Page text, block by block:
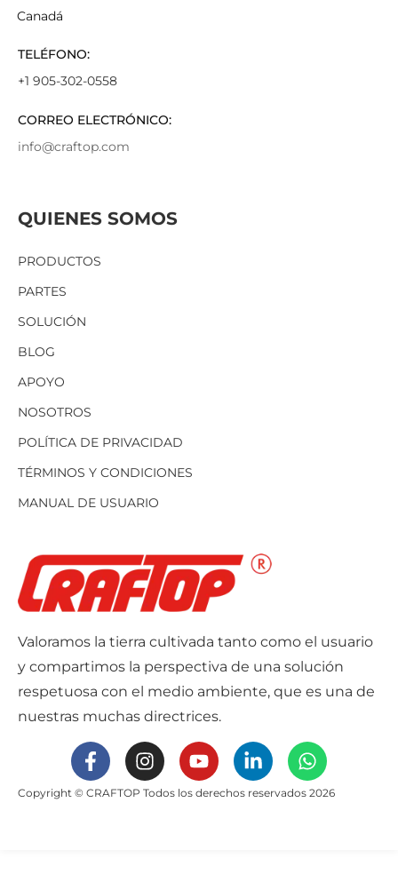
Valoramos la tierra cultivada tanto como el usuario
y compartimos la perspectiva de una solución
respetuosa con el medio ambiente, que es una de
nuestras muchas directrices.
Copyright © CRAFTOP Todos los derechos reservados 2026
QUIENES SOMOS
PRODUCTOS
PARTES
SOLUCIÓN
BLOG
APOYO
NOSOTROS
POLÍTICA DE PRIVACIDAD
TÉRMINOS Y CONDICIONES
MANUAL DE USUARIO
Canadá
TELÉFONO:
+1 905-302-0558
CORREO ELECTRÓNICO:
info@craftop.com